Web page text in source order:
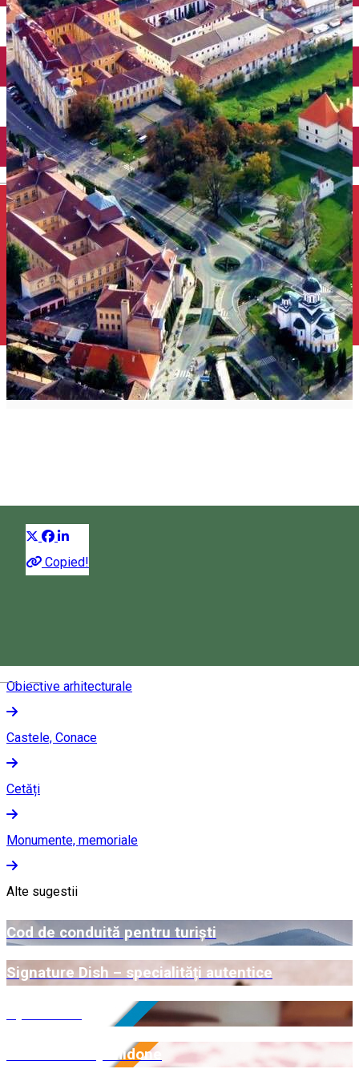
English
Închirieri auto
Închirieri de biciclete
Distribuie
Copied!
Muzee
Obiective arhitecturale
Castele, Conace
Cetăți
Monumente, memoriale
Alte sugestii
Cod de conduită pentru turiști
Signature Dish – specialități autentice
Certificare Myrmidone